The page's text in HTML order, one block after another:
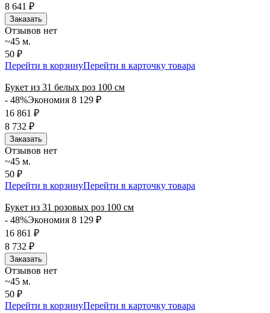
8 641 ₽
Заказать
Отзывов нет
~45 м.
50 ₽
Перейти в корзинуПерейти в карточку товара
Букет из 31 белых роз 100 см
- 48%Экономия 8 129 ₽
16 861 ₽
8 732 ₽
Заказать
Отзывов нет
~45 м.
50 ₽
Перейти в корзинуПерейти в карточку товара
Букет из 31 розовых роз 100 см
- 48%Экономия 8 129 ₽
16 861 ₽
8 732 ₽
Заказать
Отзывов нет
~45 м.
50 ₽
Перейти в корзинуПерейти в карточку товара